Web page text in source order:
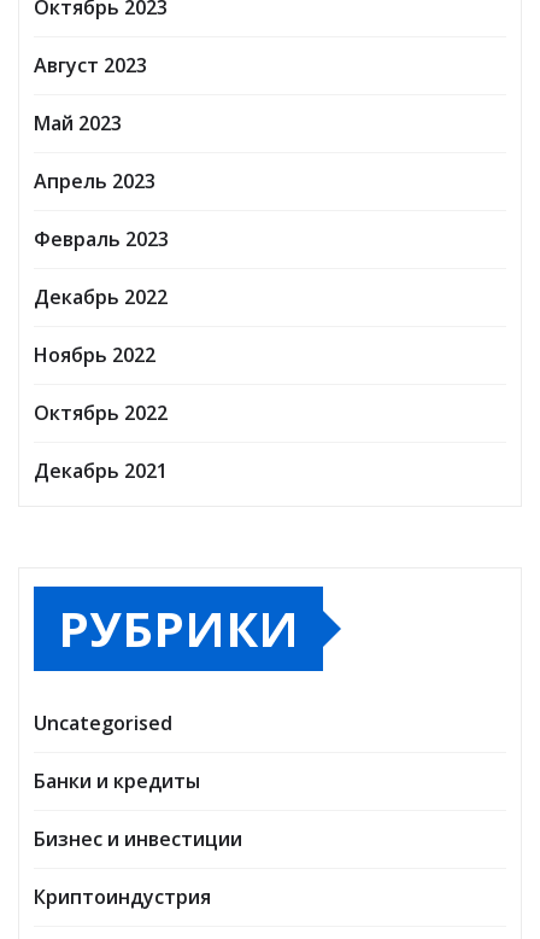
Октябрь 2023
Август 2023
Май 2023
Апрель 2023
Февраль 2023
Декабрь 2022
Ноябрь 2022
Октябрь 2022
Декабрь 2021
РУБРИКИ
Uncategorised
Банки и кредиты
Бизнес и инвестиции
Криптоиндустрия